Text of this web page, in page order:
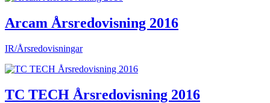
Arcam Årsredovisning 2016
IR/Årsredovisningar
TC TECH Årsredovisning 2016